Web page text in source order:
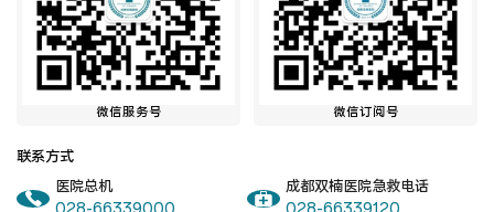
公示公告 公益事业
通知公告
微信服务号 微信订阅号
联系方式
医院总机
成都双楠医院急救电话